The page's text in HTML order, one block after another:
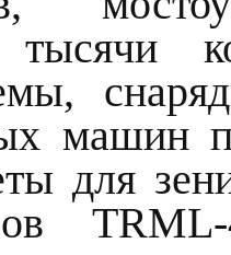
тысячи
машин
для